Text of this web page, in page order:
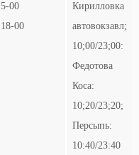
5-00
18-00
Кирилловка
автовокзавл;
10;00/23;00:
Федотова
Коса:
10;20/23;20;
Персыпь:
10:40/23:40